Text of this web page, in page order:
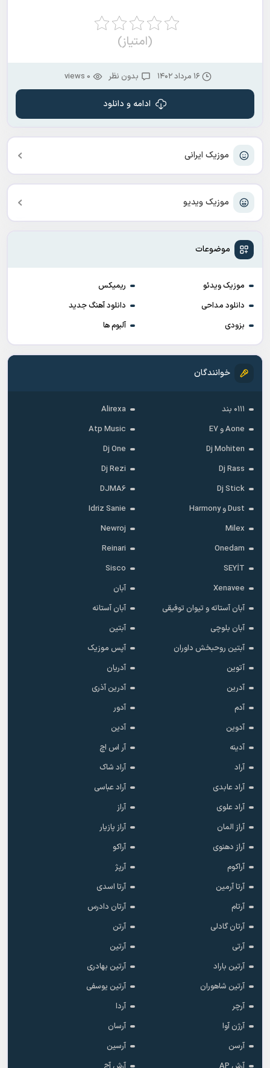
موزیک ایرانی
موزیک ویدیو
موضوعات
موزیک ویدئو
ریمیکس
دانلود مداحی
دانلود آهنگ جدید
بزودی
آلبوم ها
خوانندگان
۰۱۱۱ بند
Alirexa
Aone و E7
Atp Music
Dj Mohiten
Dj One
Dj Rass
Dj Rezi
Dj Stick
DJMA6
Dust و Harmony
Idriz Sanie
Milex
Newroj
Onedam
Reinari
SEYİT
Sisco
Xenavee
آبان
آبان آستاته و تیوان توفیقی
آبان آستانه
آبان بلوچی
آبتین
آبتین روحبخش داوران
آپس موزیک
آتوین
آدریان
آدرین
آدرین آذری
آدم
آدور
آدوین
آدین
آدینه
آر اس اچ
آراد
آراد شاک
آراد عابدی
آراد عباسی
آراد علوی
آراز
آراز المان
آراز پازیار
آراز دهنوی
آراکو
آراکوم
آرپژ
آرتا آرمین
آرتا اسدی
آرتام
آرتان دادرس
آرتان گادلی
آرتن
آرتی
آرتین
آرتین باراد
آرتین بهادری
آرتین شاهوران
آرتین یوسفی
آرچر
آردا
آرژن آوا
آرسان
آرسن
آرسین
(امتیاز)
۱۶ مرداد ۱۴۰۲ بدون نظر 0 views
ادامه و دانلود